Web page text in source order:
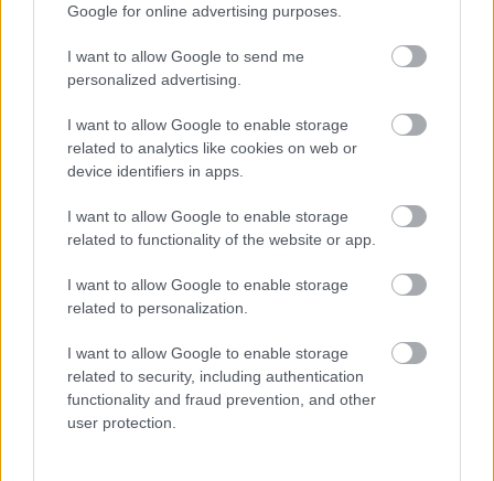
Google for online advertising purposes.
I want to allow Google to send me
personalized advertising.
I want to allow Google to enable storage
related to analytics like cookies on web or
device identifiers in apps.
I want to allow Google to enable storage
related to functionality of the website or app.
I want to allow Google to enable storage
related to personalization.
I want to allow Google to enable storage
related to security, including authentication
functionality and fraud prevention, and other
user protection.
Emma-FLOW&FUN
A fun faktor nyomában: így találd meg újra,
mi okoz valódi örömöt
megtervezett. Néha egy spontán program, egy régi
hobbi vagy egy jó nevetés segít visszatalálni a fun